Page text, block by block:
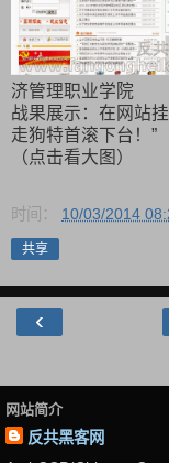
济管理职业学院
战果展示：在网站
走狗特首滚下台！”
（点击看大图）
时间： 10/03/2014
共享
‹
网站简介
反共黑客网